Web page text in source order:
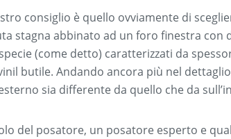
consiglio è quello ovviamente di
stagna abbinato ad un foro finestra con
(come detto) caratterizzati da
butile. Andando ancora più nel
sia differente da quello che da
del posatore, un posatore esperto e